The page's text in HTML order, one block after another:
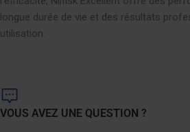
longue durée de vie et des résultats
utilisation.
VOUS AVEZ UNE QUESTION ?